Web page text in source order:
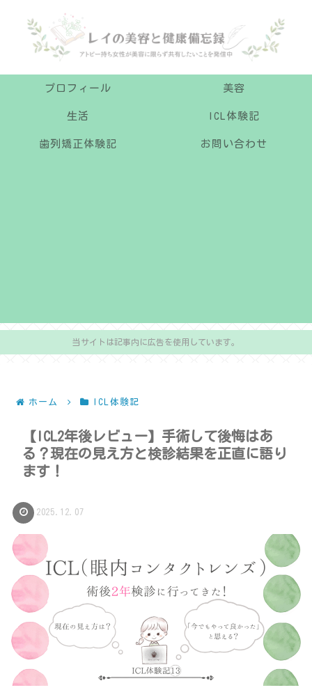
プロフィール 美容
生活 ICL体験記
歯列矯正体験記 お問い合わせ
当サイトは記事内に広告を使用しています。
ホーム ICL体験記
【ICL2年後レビュー】手術して後悔はあ
る？現在の見え方と検診結果を正直に語り
ます！
2025.12.07